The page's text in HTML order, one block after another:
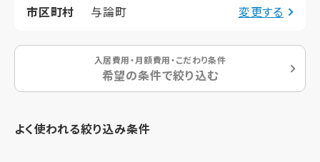
市区町村 与論町 変更する
入居費用・月額費用・こだわり条件
希望の条件で絞り込む
よく使われる絞り込み条件